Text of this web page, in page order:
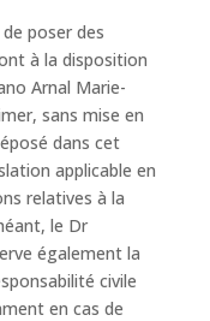
poser des
à la disposition
Arnal Marie-
sans mise en
dans cet
applicable en
relatives à la
le Dr
également la
civile
en cas de